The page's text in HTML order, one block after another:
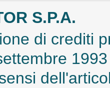
S.P.A.
di crediti